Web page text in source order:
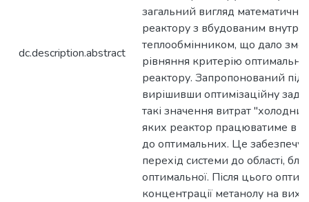
dc.description.abstract
загальний вигляд
реактору з вбудованим
теплообмінником, що дало
рівняння критерію
реактору. Запропонований
вирішивши оптимізаційну
такі значення витрат
яких реактор працюватиме в
до оптимальних. Це
перехід системи до області,
оптимальної. Після цього
концентрації метанолу на